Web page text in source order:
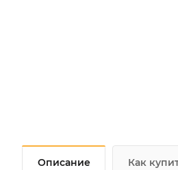
Описание Как